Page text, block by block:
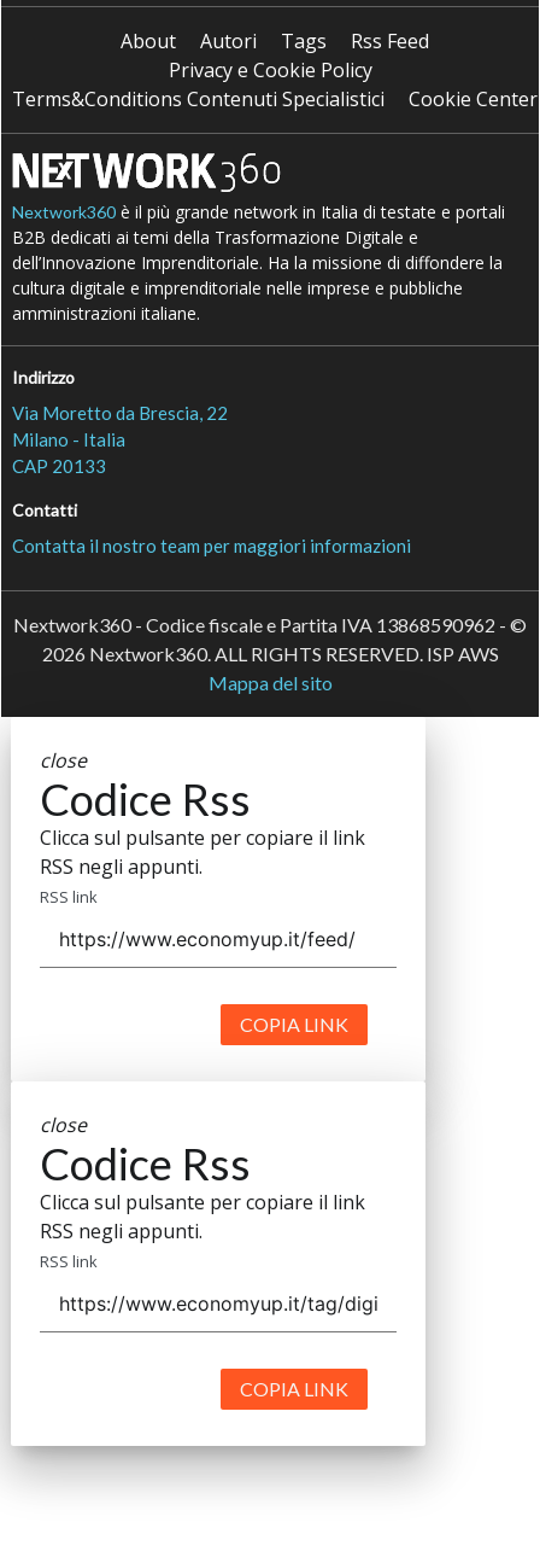
About Autori Tags
Rss Feed
Privacy e Cookie Policy
Terms&Conditions Contenuti Specialistici
Cookie Center
Nextwork360 è il più grande network in Italia di testate e portali
B2B dedicati ai temi della Trasformazione Digitale e
dell’Innovazione Imprenditoriale. Ha la missione di diffondere la
cultura digitale e imprenditoriale nelle imprese e pubbliche
amministrazioni italiane.
Indirizzo
Via Moretto da Brescia, 22
Milano - Italia
CAP 20133
Contatti
Contatta il nostro team per maggiori informazioni
Nextwork360 - Codice fiscale e Partita IVA 13868590962 - ©
2026 Nextwork360. ALL RIGHTS RESERVED. ISP AWS
Mappa del sito
close
Codice Rss
Clicca sul pulsante per copiare il link
RSS negli appunti.
RSS link
COPIA LINK
close
Codice Rss
Clicca sul pulsante per copiare il link
RSS negli appunti.
RSS link
COPIA LINK